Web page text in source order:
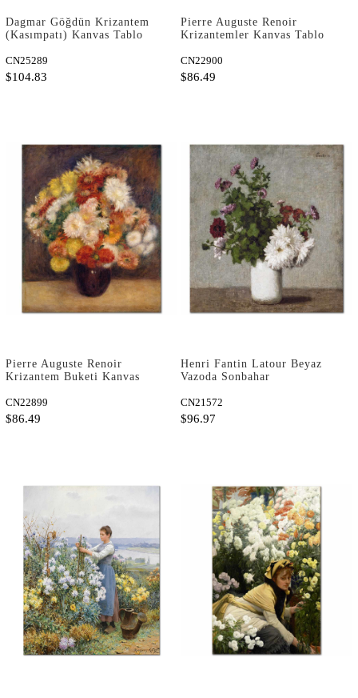
Dagmar Göğdün Krizantem
(Kasımpatı) Kanvas Tablo
CN25289
$104.83
Pierre Auguste Renoir
Krizantemler Kanvas Tablo
CN22900
$86.49
Pierre Auguste Renoir
Krizantem Buketi Kanvas
CN22899
$86.49
Henri Fantin Latour Beyaz
Vazoda Sonbahar
CN21572
$96.97